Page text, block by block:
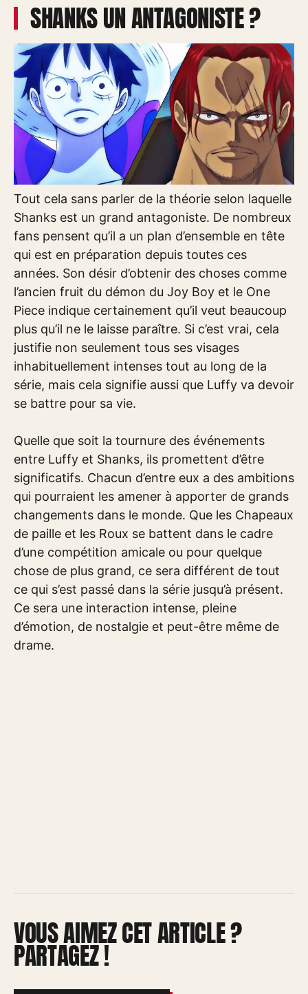
SHANKS UN ANTAGONISTE ?
Tout cela sans parler de la théorie selon laquelle
Shanks est un grand antagoniste. De nombreux
fans pensent qu’il a un plan d’ensemble en tête
qui est en préparation depuis toutes ces
années. Son désir d’obtenir des choses comme
l’ancien fruit du démon du Joy Boy et le One
Piece indique certainement qu’il veut beaucoup
plus qu’il ne le laisse paraître. Si c’est vrai, cela
justifie non seulement tous ses visages
inhabituellement intenses tout au long de la
série, mais cela signifie aussi que Luffy va devoir
se battre pour sa vie.
Quelle que soit la tournure des événements
entre Luffy et Shanks, ils promettent d’être
significatifs. Chacun d’entre eux a des ambitions
qui pourraient les amener à apporter de grands
changements dans le monde. Que les Chapeaux
de paille et les Roux se battent dans le cadre
d’une compétition amicale ou pour quelque
chose de plus grand, ce sera différent de tout
ce qui s’est passé dans la série jusqu’à présent.
Ce sera une interaction intense, pleine
d’émotion, de nostalgie et peut-être même de
drame.
VOUS AIMEZ CET ARTICLE ?
PARTAGEZ !